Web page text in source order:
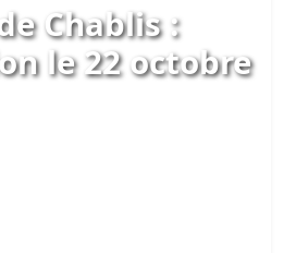
Chablis :
le 22 octobre